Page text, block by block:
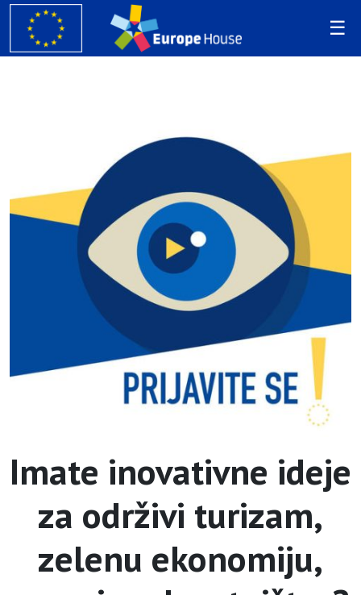
Imate inovativne ideje
za održivi turizam,
zelenu ekonomiju,